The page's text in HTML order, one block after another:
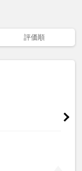
評価順